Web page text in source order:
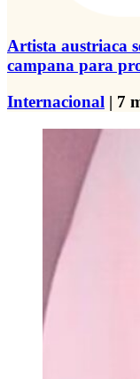
Artista austriaca
campana para
Internacional | 7